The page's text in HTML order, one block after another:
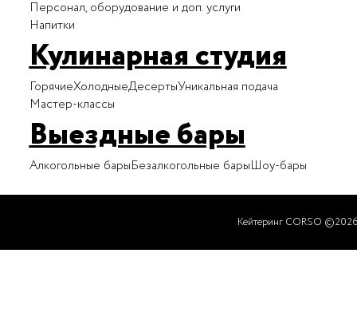
Персонал, оборудование и доп. услуги
Напитки
Кулинарная студия
ГорячиеХолодныеДесертыУникальная подача
Мастер-классы
Выездные бары
Алкогольные барыБезалкогольные барыШоу-бары
Кейтеринг CORSO